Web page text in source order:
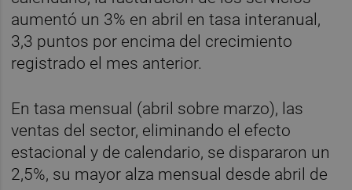
aumentó un 3% en abril en tasa interanual,
3,3 puntos por encima del crecimiento
registrado el mes anterior.
En tasa mensual (abril sobre marzo), las
ventas del sector, eliminando el efecto
estacional y de calendario, se dispararon un
2,5%, su mayor alza mensual desde abril de